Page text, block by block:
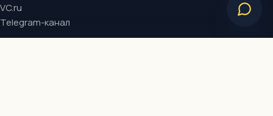
VC.ru
Telegram-канал